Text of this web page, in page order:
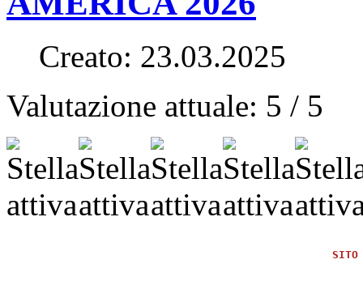
Creato: 23.03.2025
Valutazione attuale: 5 / 5
SITO